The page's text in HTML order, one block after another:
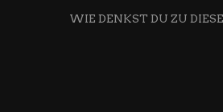
WIE DENKST DU ZU